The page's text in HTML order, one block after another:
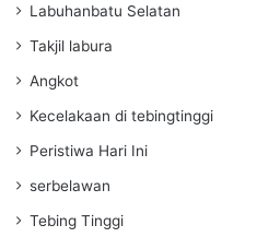
Labuhanbatu Selatan
Takjil labura
Angkot
Kecelakaan di tebingtinggi
Peristiwa Hari Ini
serbelawan
Tebing Tinggi